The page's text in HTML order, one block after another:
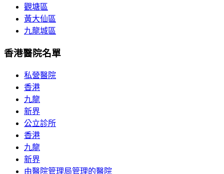
觀塘區
黃大仙區
九龍城區
香港醫院名單
私營醫院
香港
九龍
新界
公立診所
香港
九龍
新界
由醫院管理局管理的醫院